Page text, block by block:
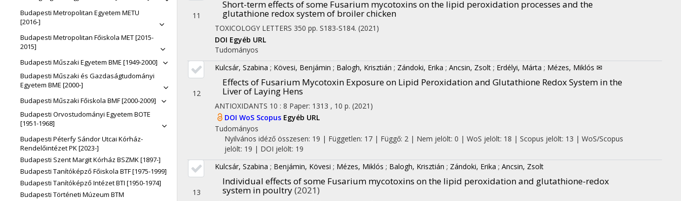
Budapesti Metropolitan Egyetem METU
[2016-]
Budapesti Metropolitan Főiskola MET [2015-
2015]
Budapesti Műszaki Egyetem BME [1949-2000]
Budapesti Műszaki és Gazdaságtudományi
Egyetem BME [2000-]
Budapesti Műszaki Főiskola BMF [2000-2009]
Budapesti Orvostudományi Egyetem BOTE
[1951-1968]
Budapesti Péterfy Sándor Utcai Kórház-
Rendelőintézet PK [2023-]
Budapesti Szent Margit Kórház BSZMK [1897-]
Budapesti Tanítóképző Főiskola BTF [1975-1999]
Budapesti Tanítóképző Intézet BTI [1950-1974]
Budapesti Történeti Múzeum BTM
11
Short-term effects of some Fusarium mycotoxins on the lipid peroxidation processes and the
glutathione redox system of broiler chicken
TOXICOLOGY LETTERS 350 pp. S183-S184. (2021)
DOI Egyéb URL
Tudományos
12
Kulcsár, Szabina ; Kövesi, Benjámin ; Balogh, Krisztián ; Zándoki, Erika ; Ancsin, Zsolt ; Erdélyi, Márta ; Mézes, Miklós ✉
Effects of Fusarium Mycotoxin Exposure on Lipid Peroxidation and Glutathione Redox System in the
Liver of Laying Hens
ANTIOXIDANTS 10 : 8 Paper: 1313 , 10 p. (2021)
DOI WoS Scopus Egyéb URL
Tudományos
Nyilvános idéző összesen: 19 | Független: 17 | Függő: 2 | Nem jelölt: 0 | WoS jelölt: 18 | Scopus jelölt: 13 | WoS/Scopus
jelölt: 19 | DOI jelölt: 19
13
Kulcsár, Szabina ; Benjámin, Kövesi ; Mézes, Miklós ; Balogh, Krisztián ; Zándoki, Erika ; Ancsin, Zsolt
Individual effects of some Fusarium mycotoxins on the lipid peroxidation and glutathione-redox
system in poultry(2021)